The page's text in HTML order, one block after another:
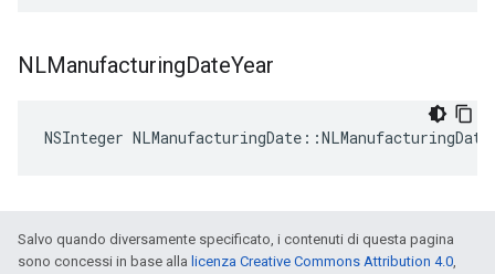
NLManufacturingDateYear
NSInteger
Salvo quando diversamente specificato, i contenuti di questa pagina
sono concessi in base alla licenza Creative Commons Attribution 4.0,